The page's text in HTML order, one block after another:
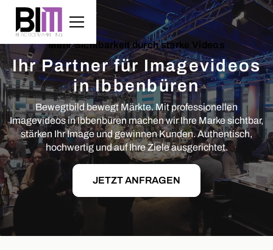
Mehr Sichtbarkeit durch starke Videos
Ihr Partner für Imagevideos
in Ibbenbüren
Bewegtbild bewegt Märkte. Mit professionellen
Imagevideos in Ibbenbüren machen wir Ihre Marke sichtbar,
stärken Ihr Image und gewinnen Kunden. Authentisch,
hochwertig und auf Ihre Ziele ausgerichtet.
JETZT ANFRAGEN